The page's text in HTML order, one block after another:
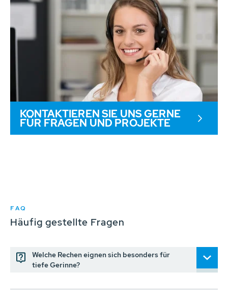
KONTAKTIEREN SIE UNS GERNE
FÜR FRAGEN UND PROJEKTE
FAQ
Häufig gestellte Fragen
Welche Rechen eignen sich besonders für
tiefe Gerinne?